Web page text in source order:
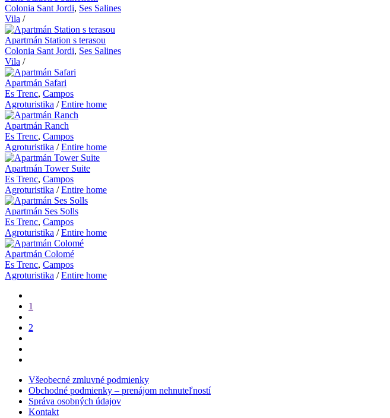
Colonia Sant Jordi, Ses Salines
Vila /
Apartmán Station s terasou
Colonia Sant Jordi, Ses Salines
Vila /
Apartmán Safari
Es Trenc, Campos
Agroturistika /Entire home
Apartmán Ranch
Es Trenc, Campos
Agroturistika /Entire home
Apartmán Tower Suite
Es Trenc, Campos
Agroturistika /Entire home
Apartmán Ses Solls
Es Trenc, Campos
Agroturistika /Entire home
Apartmán Colomé
Es Trenc, Campos
Agroturistika /Entire home
1
2
Všeobecné zmluvné podmienky
Obchodné podmienky – prenájom nehnuteľností
Správa osobných údajov
Kontakt